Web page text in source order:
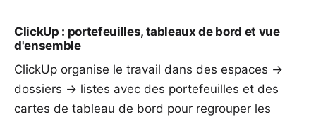
ClickUp : portefeuilles, tableaux de bord et vue
d'ensemble
ClickUp organise le travail dans des espaces →
dossiers → listes avec des portefeuilles et des
cartes de tableau de bord pour regrouper les